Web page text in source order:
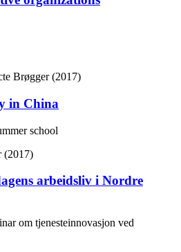
Brøgger (2017)
in China
school
(2017)
arbeidsliv i Nordre
om tjenesteinnovasjon ved